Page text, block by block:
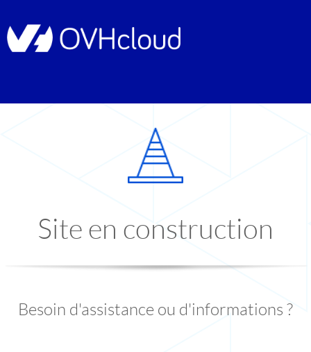
Site en construction
Besoin d'assistance ou d'informations ?